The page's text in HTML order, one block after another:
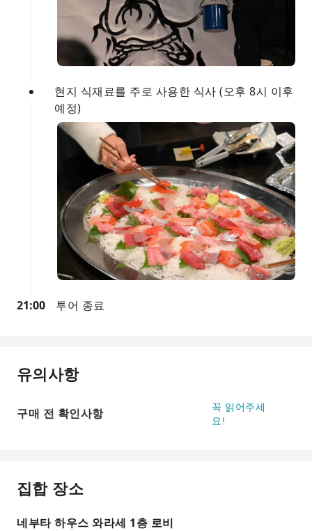
현지 식재료를 주로 사용한 식사 (오후 8시 이후
예정)
21:00 투어 종료
유의사항
구매 전 확인사항
꼭 읽어주세
요!
집합 장소
네부타 하우스 와라세 1층 로비